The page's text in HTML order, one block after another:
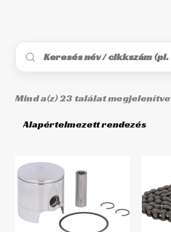
Mind a(z) 23 találat megjelenítve